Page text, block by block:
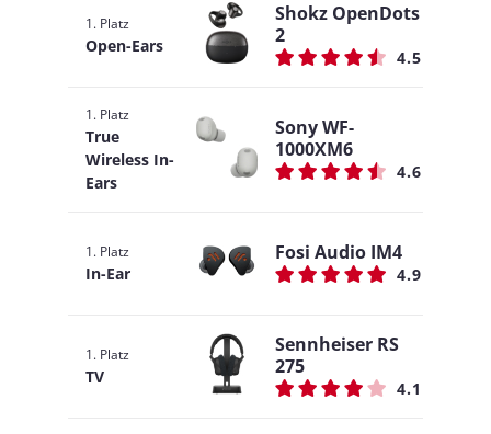
1. Platz
Open-Ears
Shokz OpenDots
2
4.5
1. Platz
True
Wireless In-
Ears
Sony WF-
1000XM6
4.6
1. Platz
In-Ear
Fosi Audio IM4
4.9
1. Platz
TV
Sennheiser RS
275
4.1